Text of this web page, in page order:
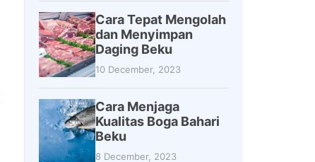
Cara Tepat Mengolah
dan Menyimpan
Daging Beku
10 December, 2023
Cara Menjaga
Kualitas Boga Bahari
Beku
8 December, 2023